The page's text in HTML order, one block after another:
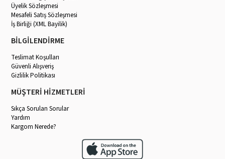
Üyelik Sözleşmesi
Mesafeli Satış Sözleşmesi
İş Birliği (XML Bayilik)
BİLGİLENDİRME
Teslimat Koşulları
Güvenli Alışveriş
Gizlilik Politikası
MÜŞTERİ HİZMETLERİ
Sıkça Sorulan Sorular
Yardım
Kargom Nerede?